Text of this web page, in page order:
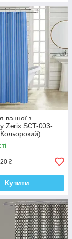
ванної з
Zerix SCT-003-
₴
Купити